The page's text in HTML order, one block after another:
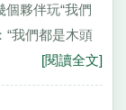
夥伴玩“我們
“我們都是木頭
[閱讀全文]